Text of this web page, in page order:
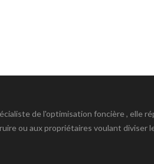
de l'optimisation foncière , elle
ou aux propriétaires voulant diviser